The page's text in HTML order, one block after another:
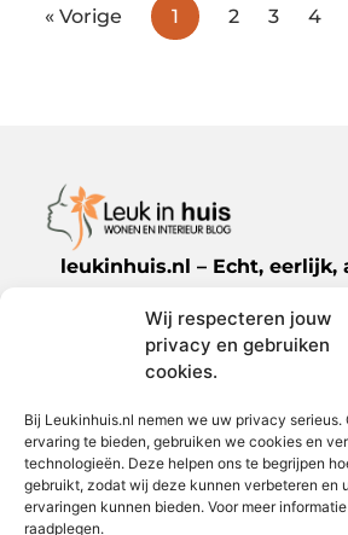
Wij respecteren jouw
privacy en gebruiken
cookies.
Bij Leukinhuis.nl nemen we uw privacy serieus.
ervaring te bieden, gebruiken we cookies en
technologieën. Deze helpen ons te begrijpen
gebruikt, zodat wij deze kunnen verbeteren en
ervaringen kunnen bieden. Voor meer
raadplegen.
« Vorige 1 2 3 4
leukinhuis.nl – Echt, eerlijk,
Een verzameling van blogs
een breed scala aan
dagelijks leven
Bericht categorie